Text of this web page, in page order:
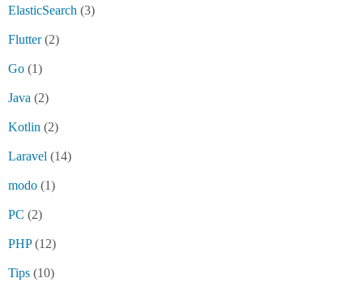
ElasticSearch (3)
Flutter(2)
Go (1)
Java (2)
Kotlin (2)
Laravel (14)
modo (1)
PC (2)
PHP(12)
Tips (10)